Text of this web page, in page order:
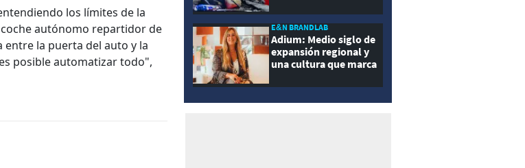
los límites de la
autónomo repartidor de
entre la puerta del auto y la
posible automatizar todo",
E&N BRANDLAB
Adium: Medio siglo de
expansión regional y
una cultura que marca